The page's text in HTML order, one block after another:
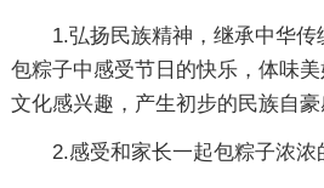
1.弘扬民族精神，继承中华
包粽子中感受节日的快乐，体味
文化感兴趣，产生初步的民族自豪
2.感受和家长一起包粽子浓浓